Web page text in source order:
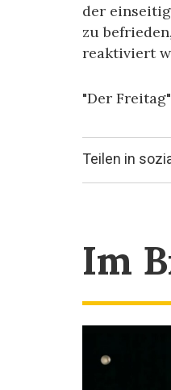
der
zu
reaktiviert
"Der Freitag"
Teilen in
Im